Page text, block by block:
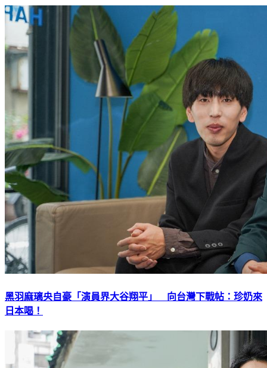
黑羽麻璃央自豪「演員界大谷翔平」 向台灣下戰帖：珍奶來
日本喝！